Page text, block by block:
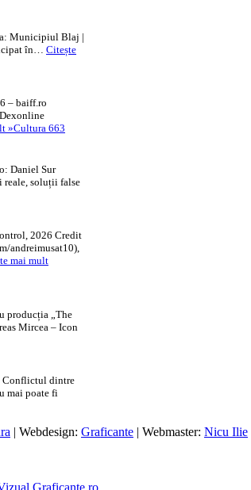
Municipiul Blaj |
în… Citește
– baiff.ro
»Cultura 663
Daniel Sur
reale, soluții false
2026 Credit
andreimusat10),
mai mult
producția „The
Mircea – Icon
Conflictul dintre
mai poate fi
| Webdesign: Graficante | Webmaster: Nicu Ilie